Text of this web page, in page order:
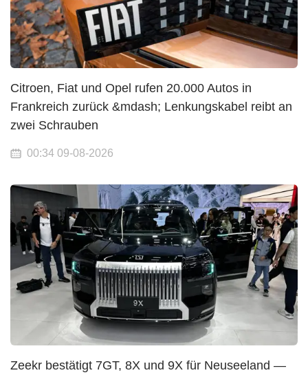
Citroen, Fiat und Opel rufen 20.000 Autos in
Frankreich zurück &mdash; Lenkungskabel reibt an
zwei Schrauben
00:34 09-08-2026
Zeekr bestätigt 7GT, 8X und 9X für Neuseeland —